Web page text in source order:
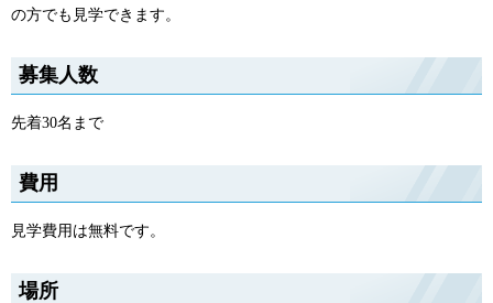
の方でも見学できます。
募集人数
先着30名まで
費用
見学費用は無料です。
場所